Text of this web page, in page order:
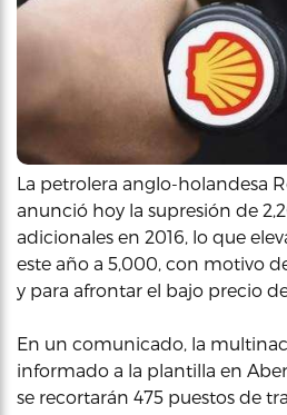
La petrolera anglo-holandesa
anunció hoy la supresión de
adicionales en 2016, lo que
este año a 5,000, con motivo
y para afrontar el bajo precio
En un comunicado, la
informado a la plantilla en
se recortarán 475 puestos de